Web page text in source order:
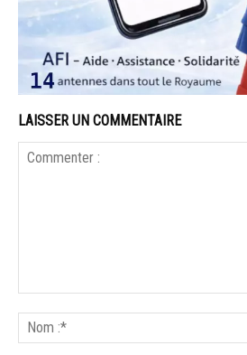
LAISSER UN COMMENTAIRE